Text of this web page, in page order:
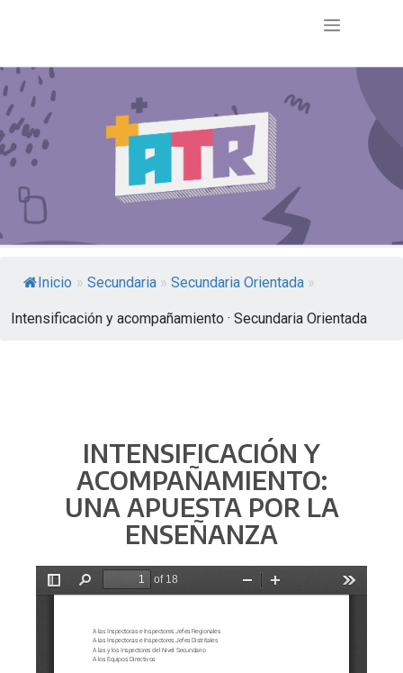
Inicio » Secundaria » Secundaria Orientada »
Intensificación y acompañamiento · Secundaria Orientada
INTENSIFICACIÓN Y
ACOMPAÑAMIENTO:
UNA APUESTA POR LA
ENSEÑANZA